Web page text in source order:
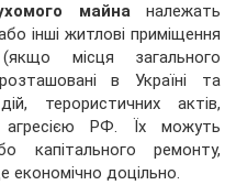
майнаналежать
інші житлові приміщення
місця загального
в Україні та
терористичних актів,
агресією РФ. Їх можуть
капітального ремонту,
економічно доцільно.